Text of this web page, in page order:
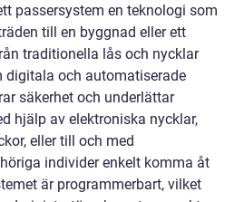
passersystem en teknologi som
till en byggnad eller ett
traditionella lås och nycklar
digitala och automatiserade
säkerhet och underlättar
hjälp av elektroniska nycklar,
eller till och med
individer enkelt komma åt
är programmerbart, vilket